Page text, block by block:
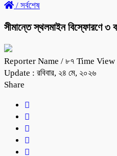
/ সর্বশেষ
সীমান্তে স্থলমাইন বিস্ফোরণে ৩
Reporter Name / ৮৭ Time View
Update : রবিবার, ২৪ মে, ২০২৬
Share